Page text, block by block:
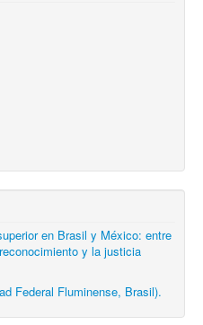
en Brasil y México: entre
y la justicia
Federal Fluminense, Brasil).